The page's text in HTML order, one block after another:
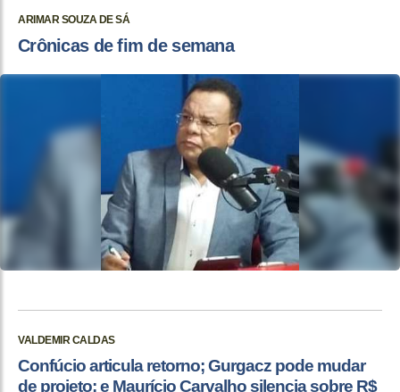
ARIMAR SOUZA DE SÁ
Crônicas de fim de semana
VALDEMIR CALDAS
Confúcio articula retorno; Gurgacz pode mudar
de projeto; e Maurício Carvalho silencia sobre R$